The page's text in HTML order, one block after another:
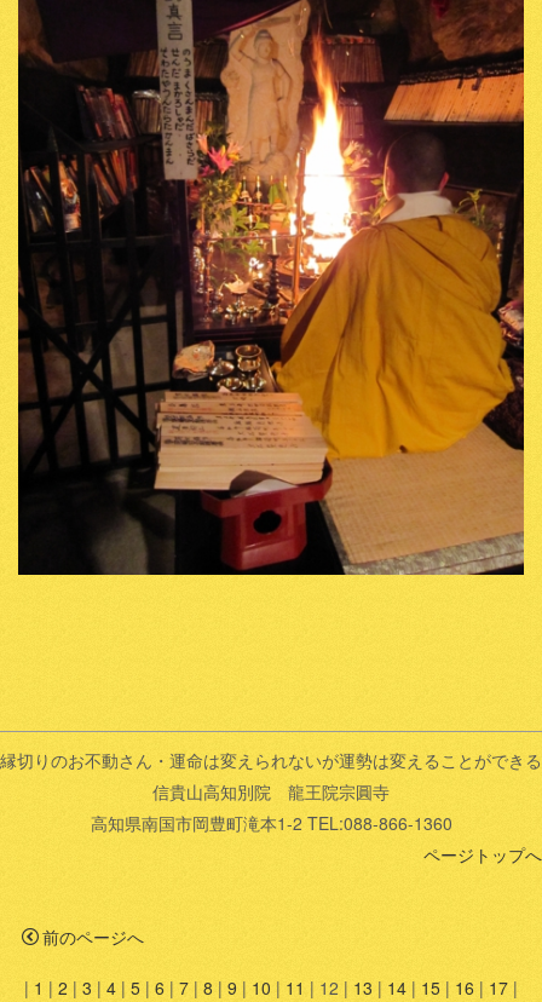
縁切りのお不動さん・運命は変えられないが運勢は変えることができる
信貴山高知別院 龍王院宗圓寺
高知県南国市岡豊町滝本1-2 TEL:088-866-1360
ページトップへ
前のページへ
| 1 | 2 | 3 | 4 | 5 | 6 | 7 | 8 | 9 | 10 | 11 | 12 | 13 | 14 | 15 | 16 | 17 |